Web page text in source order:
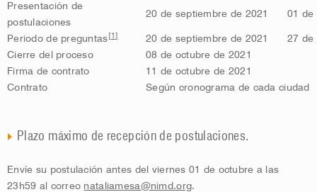
Presentación de
postulaciones
20 de septiembre de 2021 01 de
Periodo de preguntas [1] 20 de septiembre de 2021
27 de
Cierre del proceso
08 de octubre de 2021
Firma de contrato
11 de octubre de 2021
Contrato
Según cronograma de cada ciudad
Plazo máximo de recepción de postulaciones.
Envíe su postulación antes del viernes 01 de octubre a las
23h59 al correo nataliamesa@nimd.org.